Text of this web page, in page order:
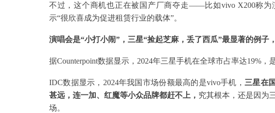
不过，这个商机也正在被国产厂商夺走——比如vivo X200称为
示“很欣喜成为促进租赁行业的载体”。
演唱会是“小打小闹”，三星“捡起芝麻，丢了西瓜”最显著的例子
据Counterpoint数据显示，2024年三星手机在全球市占率达19%
IDC数据显示，2024年我国市场份额最高的是vivo手机， 三星在
甚远，连一加、红魔等小众品牌都赶不上， 究其根本，还是因为
场。